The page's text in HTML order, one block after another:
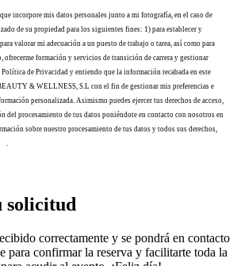
incorpore mis datos personales junto a mi fotografía, en el caso de
de su propiedad para los siguientes fines: 1) para establecer y
valorar mi adecuación a un puesto de trabajo o tarea, así como para
ofrecerme formación y servicios de transición de carrera y gestionar
de Privacidad y entiendo que la información recabada en este
& WELLNESS, S.L con el fin de gestionar mis preferencias e
personalizada. Asimismo puedes ejercer tus derechos de acceso,
procesamiento de tus datos poniéndote en contacto con nosotros en
sobre nuestro procesamiento de tus datos y todos sus derechos,
.
solicitud
correctamente y se pondrá en contacto
para confirmar la reserva y facilitarte toda la